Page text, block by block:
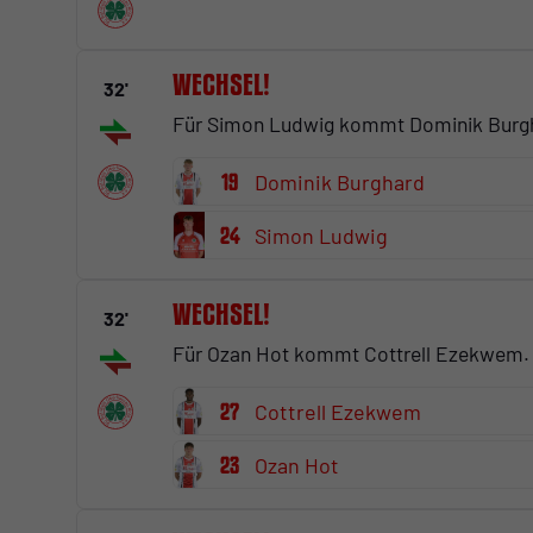
32' Wechsel!
Für Simon Ludwig kommt Dominik
19 Dominik Burghard
24 Simon Ludwig
32' Wechsel!
Für Ozan Hot kommt Cottrell Ezekwem.
27 Cottrell Ezekwem
23 Ozan Hot